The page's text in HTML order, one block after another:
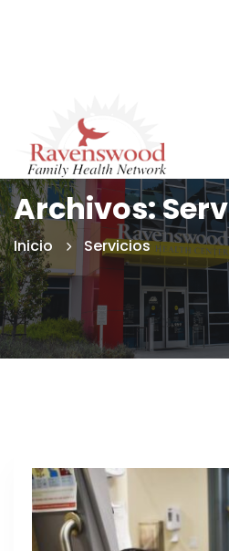
Archivos:
Inicio Servicios